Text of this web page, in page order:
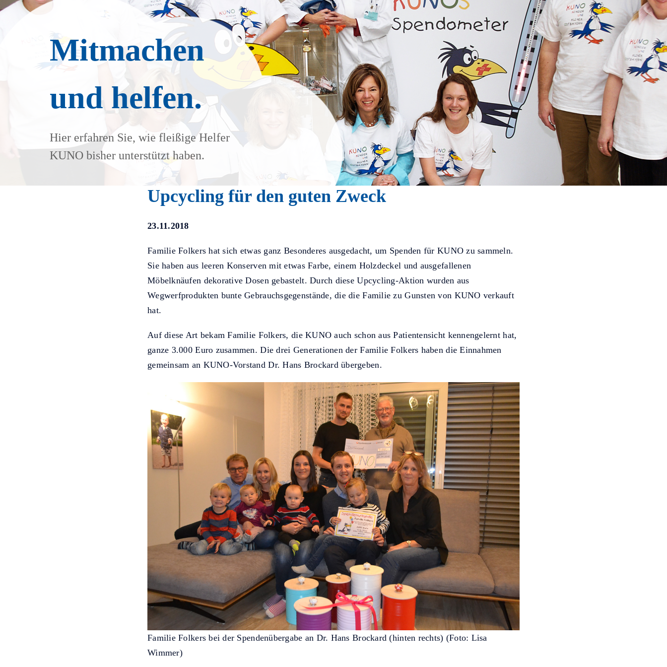
Mitmachen
und helfen.
Hier erfahren Sie, wie fleißige Helfer
KUNO bisher unterstützt haben.
Upcycling für den guten Zweck
23.11.2018
Familie Folkers hat sich etwas ganz Besonderes ausgedacht, um Spenden für KUNO zu sammeln.
Sie haben aus leeren Konserven mit etwas Farbe, einem Holzdeckel und ausgefallenen
Möbelknäufen dekorative Dosen gebastelt. Durch diese Upcycling-Aktion wurden aus
Wegwerfprodukten bunte Gebrauchsgegenstände, die die Familie zu Gunsten von KUNO verkauft
hat.
Auf diese Art bekam Familie Folkers, die KUNO auch schon aus Patientensicht kennengelernt hat,
ganze 3.000 Euro zusammen. Die drei Generationen der Familie Folkers haben die Einnahmen
gemeinsam an KUNO-Vorstand Dr. Hans Brockard übergeben.
Familie Folkers bei der Spendenübergabe an Dr. Hans Brockard (hinten rechts) (Foto: Lisa
Wimmer)